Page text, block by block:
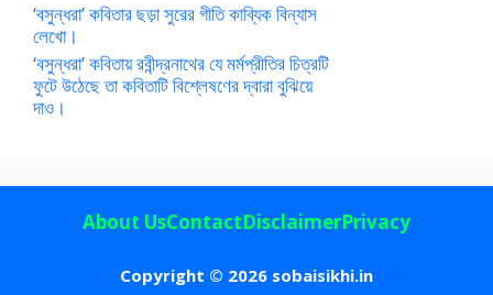
‘বসুন্ধরা’ কবিতার ছড়া সুরের গীতি কাব্যিক বিন্যাস
লেখো।
‘বসুন্ধরা’ কবিতায় রবীন্দ্রনাথের যে মর্মপ্রীতির চিত্রটি
ফুটে উঠেছে তা কবিতাটি বিশ্লেষণের দ্বারা বুঝিয়ে
দাও।
Copyright © 2026 sobaisikhi.in
About UsContactDisclaimerPrivacy